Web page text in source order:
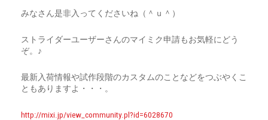
みなさん是非入ってくださいね（＾ｕ＾）
ストライダーユーザーさんのマイミク申請もお気軽にどう
ぞ。♪
最新入荷情報や試作段階のカスタムのことなどをつぶやくこ
ともありますよ・・・。
http://mixi.jp/view_community.pl?id=6028670